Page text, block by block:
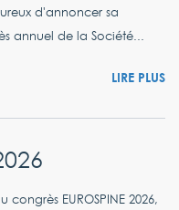
d'annoncer sa
annuel de la Société...
LIRE PLUS
EUROSPINE 2026,